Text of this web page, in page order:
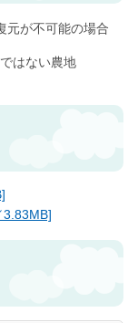
元が不可能の場合
はない農地
3.83MB]